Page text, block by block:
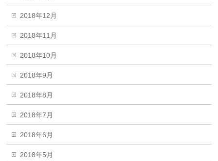
2018年12月
2018年11月
2018年10月
2018年9月
2018年8月
2018年7月
2018年6月
2018年5月